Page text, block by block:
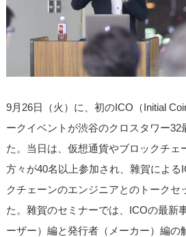
9月26日（火）に、初のICO（Initial
ークイベントが渋谷のクロスタワー32
た。当日は、仮想通貨やブロックチェ
方々が40名以上参加され、雜賀による
クチェーンのエンジニアとのトークセ
た。雜賀のセミナーでは、ICOの最新
ーザー）編と発行者（メーカー）編の